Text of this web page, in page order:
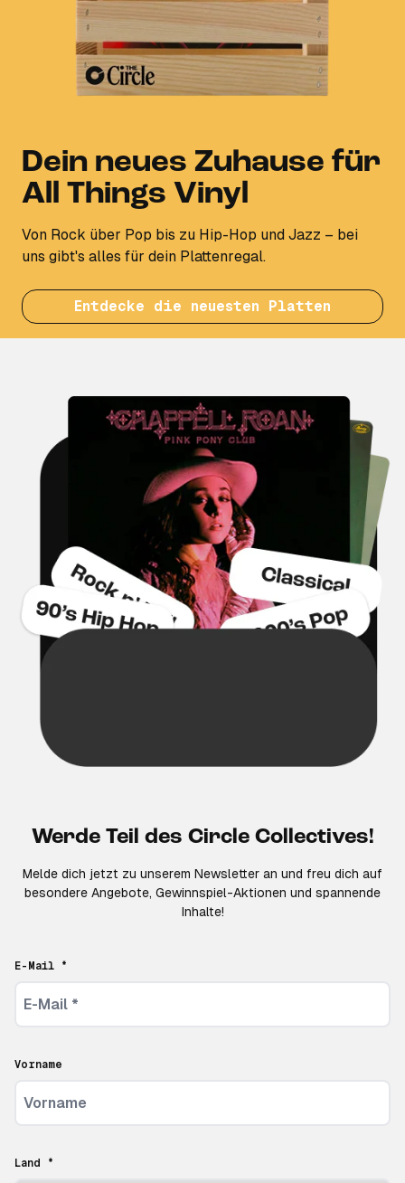
Dein neues Zuhause für
All Things Vinyl
Von Rock über Pop bis zu Hip-Hop und Jazz – bei
uns gibt's alles für dein Plattenregal.
Entdecke die neuesten Platten
Werde Teil des Circle Collectives!
Melde dich jetzt zu unserem Newsletter an und freu dich auf
besondere Angebote, Gewinnspiel-Aktionen und spannende
Inhalte!
E-Mail *
Vorname
Land *